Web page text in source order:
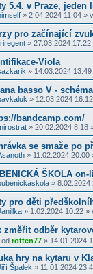
5.4. v Praze, jeden
» 2.04.2024 11:04 » v
pro začínající
» 27.03.2024 17:22
Viola
» 14.03.2024 13:49
basso V -
» 12.03.2024 16:12
bandcamp.com/
» 20.02.2024 8:18
se smaže po
» 11.02.2024 20:00
ŠKOLA on-
» 8.02.2024
pro děti
» 1.02.2024 10:22 »
změřit odběr
od rotten77 » 14.01.2024
hry na kytaru v
Špalek » 11.01.2024